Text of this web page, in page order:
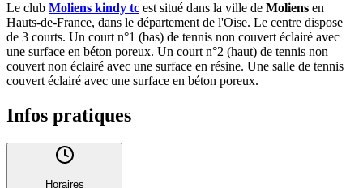
Le club Moliens kindy tc est situé dans la ville de Moliens en
Hauts-de-France, dans le département de l'Oise. Le centre dispose
de 3 courts. Un court n°1 (bas) de tennis non couvert éclairé avec
une surface en béton poreux. Un court n°2 (haut) de tennis non
couvert non éclairé avec une surface en résine. Une salle de tennis
couvert éclairé avec une surface en béton poreux.
Infos pratiques
Horaires